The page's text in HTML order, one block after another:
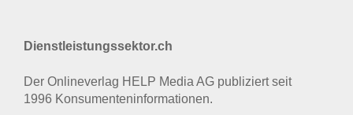
Dienstleistungssektor.ch
Der Onlineverlag HELP Media AG publiziert seit
1996 Konsumenten­informationen.